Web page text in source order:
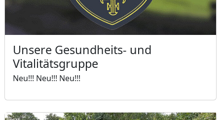
Unsere Gesundheits- und
Vitalitätsgruppe
Neu!!! Neu!!! Neu!!!